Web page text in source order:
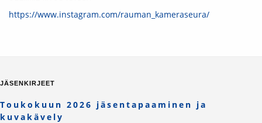
https://www.instagram.com/rauman_kameraseura/
JÄSENKIRJEET
Toukokuun 2026 jäsentapaaminen ja
kuvakävely